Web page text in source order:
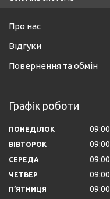
Про нас
Відгуки
Повернення та обмін
Графік роботи
ПОНЕДІЛОК 09:00
ВІВТОРОК 09:00
СЕРЕДА 09:00
ЧЕТВЕР 09:00
ПʼЯТНИЦЯ 09:00